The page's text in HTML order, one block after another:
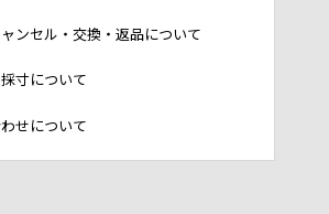
ンセル・交換・返品について
寸について
せについて